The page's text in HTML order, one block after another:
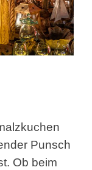
Punsch
Ob beim